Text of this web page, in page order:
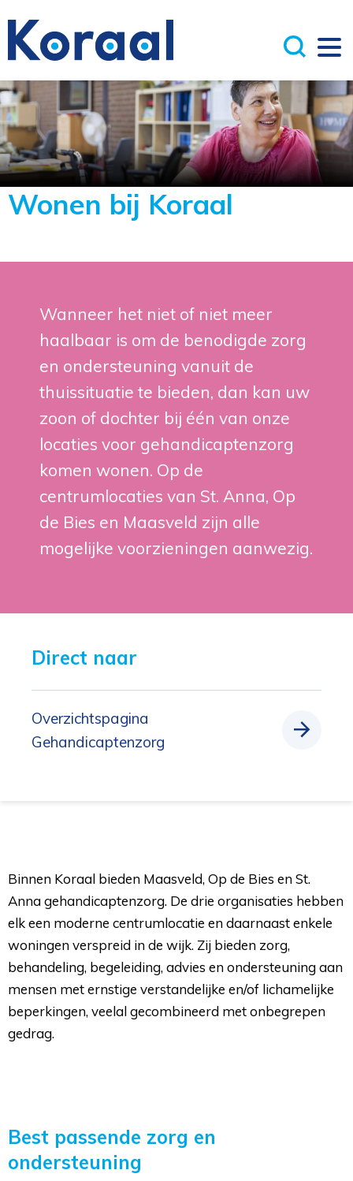
Wonen bij Koraal
Wanneer het niet of niet meer
haalbaar is om de benodigde zorg
en ondersteuning vanuit de
thuissituatie te bieden, dan kan uw
zoon of dochter bij één van onze
locaties voor gehandicaptenzorg
komen wonen. Op de
centrumlocaties van St. Anna, Op
de Bies en Maasveld zijn alle
mogelijke voorzieningen aanwezig.
Direct naar
Overzichtspagina
Gehandicaptenzorg
Binnen Koraal bieden Maasveld, Op de Bies en St.
Anna gehandicaptenzorg. De drie organisaties hebben
elk een moderne centrumlocatie en daarnaast enkele
woningen verspreid in de wijk. Zij bieden zorg,
behandeling, begeleiding, advies en ondersteuning aan
mensen met ernstige verstandelijke en/of lichamelijke
beperkingen, veelal gecombineerd met onbegrepen
gedrag.
Best passende zorg en
ondersteuning